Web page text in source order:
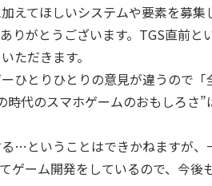
てほしいシステムや要素を募集
りがとうございます。TGS直前
ただきます。
ひとりひとりの意見が違うので
代のスマホゲームのおもしろさ”
…ということはできかねますが、
ゲーム開発をしているので、今後